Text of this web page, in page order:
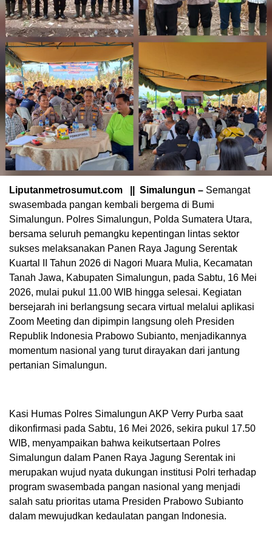
Liputanmetrosumut.com || Simalungun – Semangat
swasembada pangan kembali bergema di Bumi
Simalungun. Polres Simalungun, Polda Sumatera Utara,
bersama seluruh pemangku kepentingan lintas sektor
sukses melaksanakan Panen Raya Jagung Serentak
Kuartal II Tahun 2026 di Nagori Muara Mulia, Kecamatan
Tanah Jawa, Kabupaten Simalungun, pada Sabtu, 16 Mei
2026, mulai pukul 11.00 WIB hingga selesai. Kegiatan
bersejarah ini berlangsung secara virtual melalui aplikasi
Zoom Meeting dan dipimpin langsung oleh Presiden
Republik Indonesia Prabowo Subianto, menjadikannya
momentum nasional yang turut dirayakan dari jantung
pertanian Simalungun.
Kasi Humas Polres Simalungun AKP Verry Purba saat
dikonfirmasi pada Sabtu, 16 Mei 2026, sekira pukul 17.50
WIB, menyampaikan bahwa keikutsertaan Polres
Simalungun dalam Panen Raya Jagung Serentak ini
merupakan wujud nyata dukungan institusi Polri terhadap
program swasembada pangan nasional yang menjadi
salah satu prioritas utama Presiden Prabowo Subianto
dalam mewujudkan kedaulatan pangan Indonesia.